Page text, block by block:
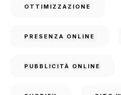
OTTIMIZZAZIONE
PRESENZA ONLINE
PUBBLICITÀ ONLINE